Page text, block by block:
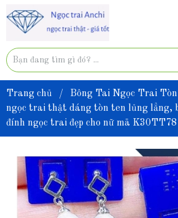
Trang chủ / Bông Tai Ngọc Trai
ngọc trai thật dáng tòn ten lủng lẳng,
đính ngọc trai đẹp cho nữ mã K30TT78